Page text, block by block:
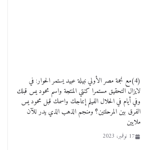
القويري ملك الدعاية لأشهر بسكويت في مصر
17 يناير، 2026
(4)مع نجمة مصر الأولي نبيلة عبيد يستمر الحوار: في
لايزال التحقيق مستمرا كنتي المنتجة واسم محمود يس قبلك
وفي أيام في الحلال الفيلم إنتاجك واسمك قبل محمود يس
الفرق بين المرحلتين؟ ومنجم الذهب الذي يدر للآن
ملايين
17 نوفمبر، 2023